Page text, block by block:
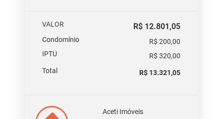
VALOR R$ 12.801,05
Condomínio
R$ 200,00
IPTU
R$ 320,00
Total
R$ 13.321,05
Aceti Imóveis